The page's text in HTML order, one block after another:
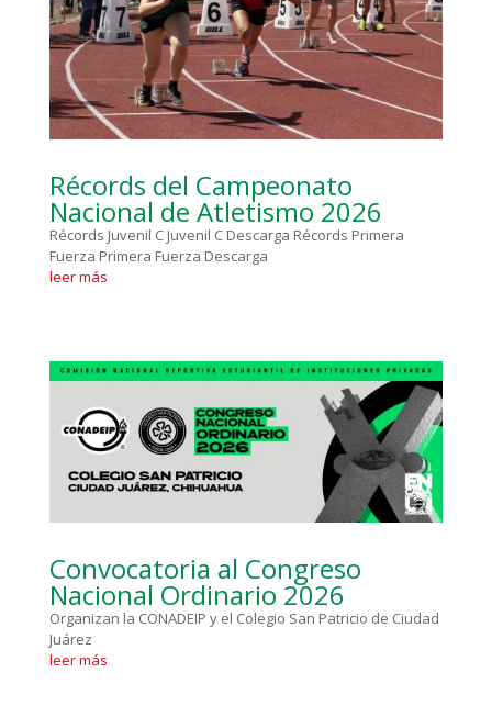
Récords del Campeonato
Nacional de Atletismo 2026
Récords Juvenil C Juvenil C Descarga Récords Primera
Fuerza Primera Fuerza Descarga
leer más
Convocatoria al Congreso
Nacional Ordinario 2026
Organizan la CONADEIP y el Colegio San Patricio de Ciudad
Juárez
leer más